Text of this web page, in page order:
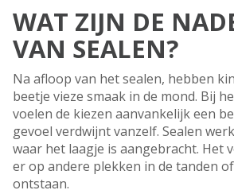
WAT ZIJN DE
VAN SEALEN?
Na afloop van het sealen, hebben
beetje vieze smaak in de mond. Bij
voelen de kiezen aanvankelijk een
gevoel verdwijnt vanzelf. Sealen
waar het laagje is aangebracht. Het
er op andere plekken in de tanden
ontstaan.